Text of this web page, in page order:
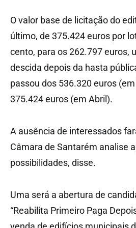
O valor base de licitação do
último, de 375.424 euros por
cento, para os 262.797 euros,
descida depois da hasta
passou dos 536.320 euros
375.424 euros (em Abril).
A ausência de interessados
Câmara de Santarém analise
possibilidades, disse.
Uma será a abertura de
“Reabilita Primeiro Paga